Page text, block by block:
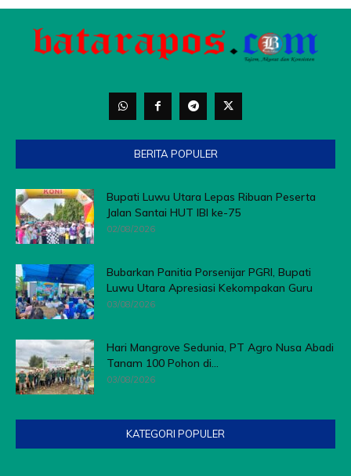
BERITA POPULER
Bupati Luwu Utara Lepas Ribuan Peserta
Jalan Santai HUT IBI ke-75
02/08/2026
Bubarkan Panitia Porsenijar PGRI, Bupati
Luwu Utara Apresiasi Kekompakan Guru
03/08/2026
Hari Mangrove Sedunia, PT Agro Nusa Abadi
Tanam 100 Pohon di...
03/08/2026
KATEGORI POPULER